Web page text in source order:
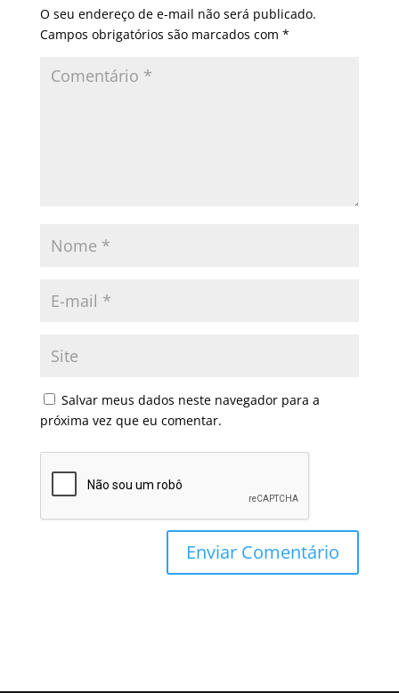
O seu endereço de e-mail não será publicado.
Campos obrigatórios são marcados com *
Salvar meus dados neste navegador para a
próxima vez que eu comentar.